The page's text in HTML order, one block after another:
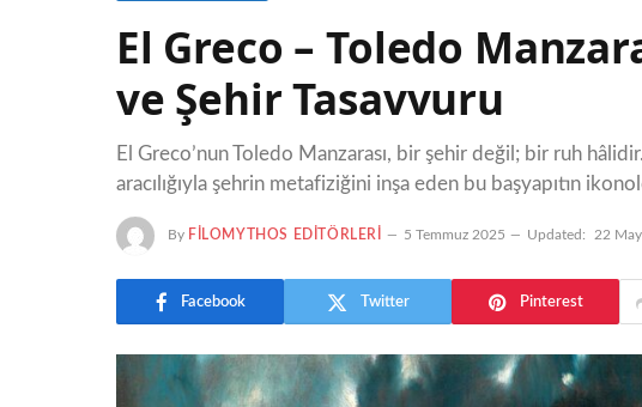
El Greco – Toledo
ve Şehir Tasavvuru
El Greco’nun Toledo Manzarası, bir şehir değil; bir ruh
aracılığıyla şehrin metafiziğini inşa eden bu başyapıtın
By FILOMYTHOS EDITÖRLERI 5 Temmuz 2025 Updated: 22
Facebook Twitter Pinterest